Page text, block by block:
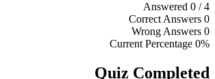
Answered 0 / 4
Correct Answers 0
Wrong Answers 0
Current Percentage 0%
Quiz Completed